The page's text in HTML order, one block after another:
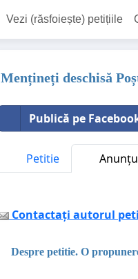
Vezi (răsfoiește) petițiile
Mențineți deschisă
Publică pe
Petitie
Contactați autorul
Despre petitie. O